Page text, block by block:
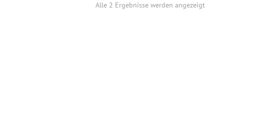
Alle 2 Ergebnisse werden angezeigt